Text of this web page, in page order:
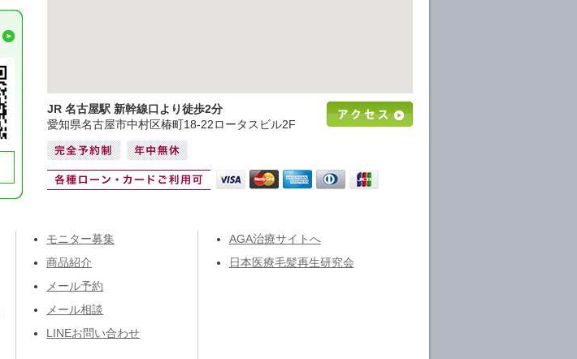
JR 名古屋駅 新幹線口より徒歩2分
愛知県名古屋市中村区椿町18-22ロータスビル2F
モニター募集
商品紹介
メール予約
メール相談
LINEお問い合わせ
AGA治療サイトへ
日本医療毛髪再生研究会